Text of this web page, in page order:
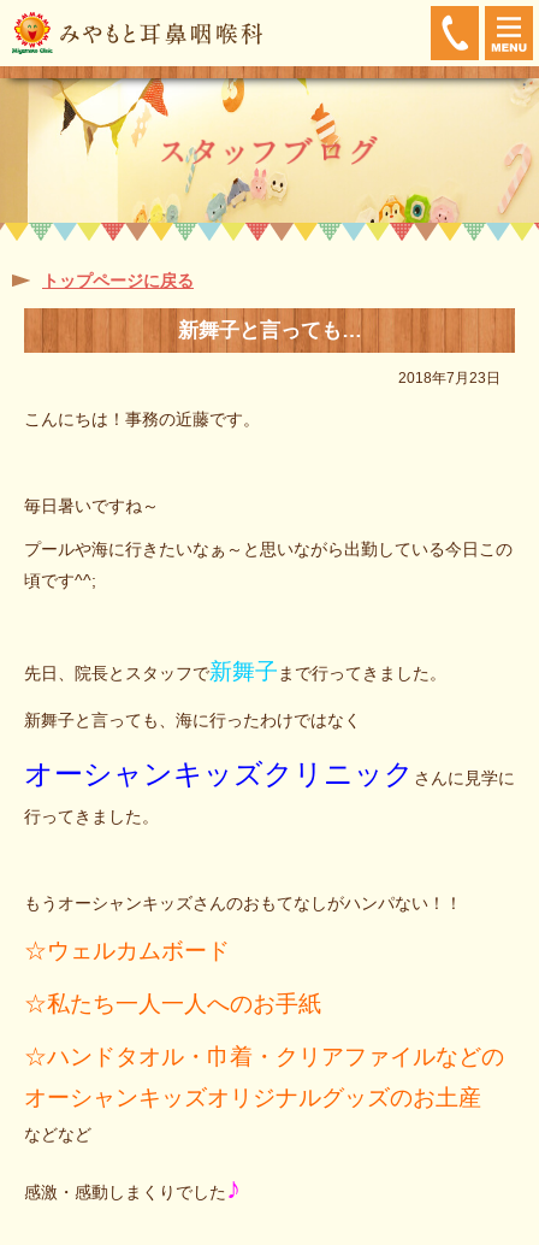
トップページに戻る
新舞子と言っても…
2018年7月23日
こんにちは！事務の近藤です。
毎日暑いですね～
プールや海に行きたいなぁ～と思いながら出勤している今日この
頃です^^;
先日、院長とスタッフで新舞子 まで行ってきました。
新舞子と言っても、海に行ったわけではなく
オーシャンキッズクリニック さんに見学に
行ってきました。
もうオーシャンキッズさんのおもてなしがハンパない！！
☆ウェルカムボード
☆私たち一人一人へのお手紙
☆ハンドタオル・巾着・クリアファイルなどの
オーシャンキッズオリジナルグッズのお土産
などなど
感激・感動しまくりでした♪